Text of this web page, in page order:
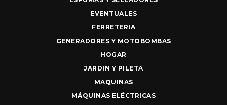
EVENTUALES
FERRETERIA
GENERADORES Y MOTOBOMBAS
HOGAR
JARDIN Y PILETA
MAQUINAS
MÁQUINAS ELÉCTRICAS